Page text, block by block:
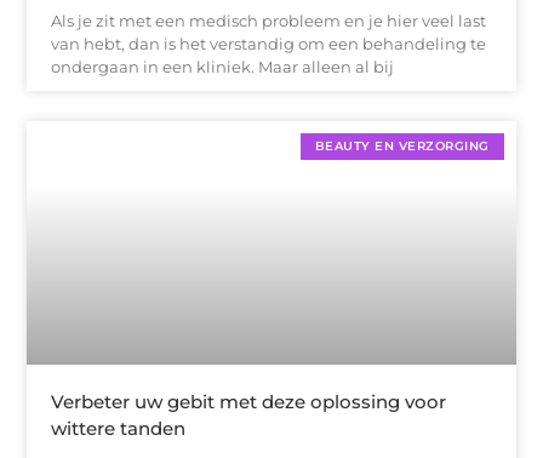
Als je zit met een medisch probleem en je hier veel last
van hebt, dan is het verstandig om een behandeling te
ondergaan in een kliniek. Maar alleen al bij
BEAUTY EN VERZORGING
Verbeter uw gebit met deze oplossing voor
wittere tanden